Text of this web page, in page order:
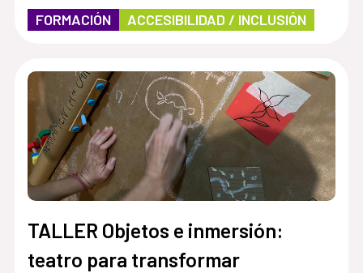
instituciones y centros culturales”
FORMACIÓN ACCESIBILIDAD / INCLUSIÓN
TALLER Objetos e inmersión:
teatro para transformar